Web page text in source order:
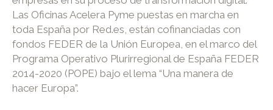
Las Oficinas Acelera Pyme puestas en marcha en
toda España por Red.es, están cofinanciadas con
fondos FEDER de la Unión Europea, en el marco del
Programa Operativo Plurirregional de España FEDER
2014-2020 (POPE) bajo el lema “Una manera de
hacer Europa”.